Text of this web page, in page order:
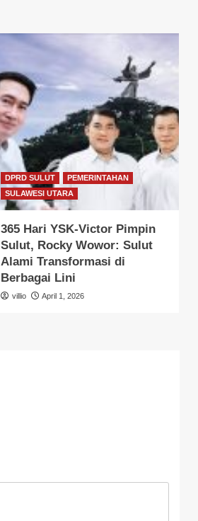
DPRD SULUT
PEMERINTAHAN
SULAWESI UTARA
365 Hari YSK-Victor Pimpin
Sulut, Rocky Wowor: Sulut
Alami Transformasi di
Berbagai Lini
villio April 1, 2026